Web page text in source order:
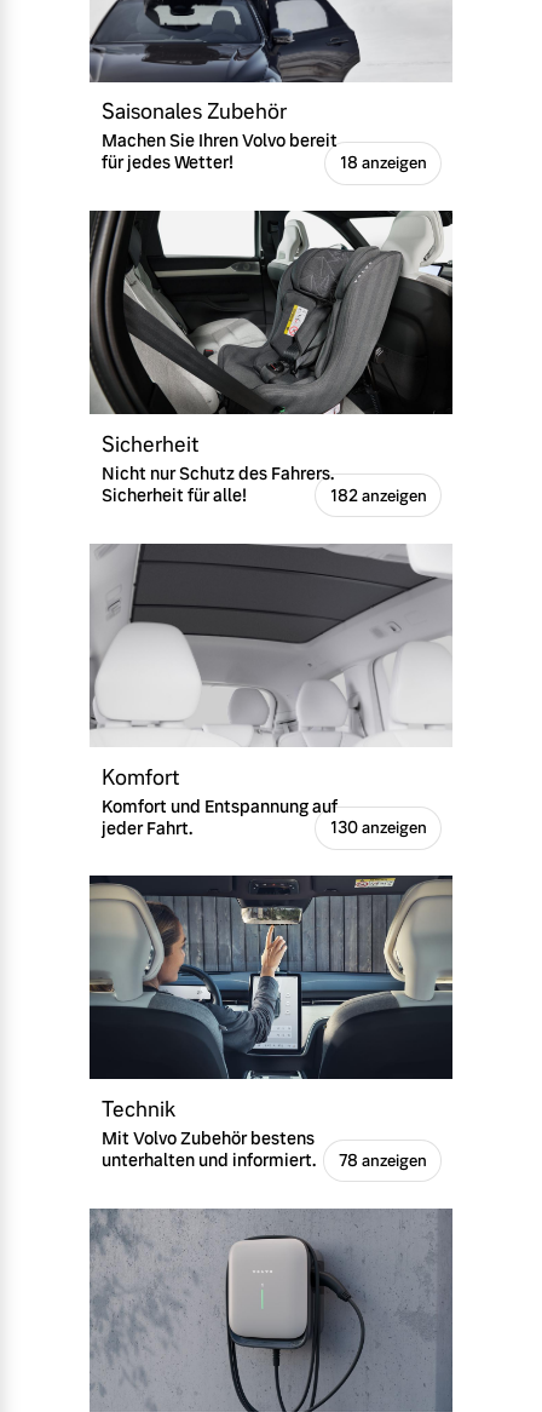
Mehr erfahren
Versicherung
Saisonales Zubehör
Machen Sie Ihren Volvo bereit
für jedes Wetter!
18 anzeigen
Sicherheit
Nicht nur Schutz des Fahrers.
Sicherheit für alle!
182 anzeigen
Komfort
Komfort und Entspannung auf
jeder Fahrt.
130 anzeigen
Technik
Mit Volvo Zubehör bestens
unterhalten und informiert.
78 anzeigen